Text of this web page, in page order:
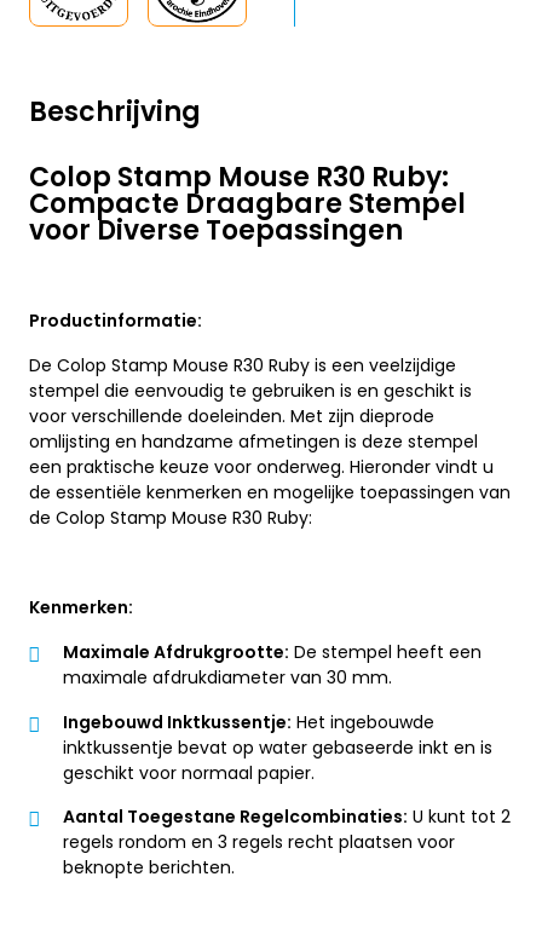
Beschrijving
Colop Stamp Mouse R30 Ruby:
Compacte Draagbare Stempel
voor Diverse Toepassingen
Productinformatie:
De Colop Stamp Mouse R30 Ruby is een veelzijdige
stempel die eenvoudig te gebruiken is en geschikt is
voor verschillende doeleinden. Met zijn dieprode
omlijsting en handzame afmetingen is deze stempel
een praktische keuze voor onderweg. Hieronder vindt u
de essentiële kenmerken en mogelijke toepassingen van
de Colop Stamp Mouse R30 Ruby:
Kenmerken:
Maximale Afdrukgrootte: De stempel heeft een
maximale afdrukdiameter van 30 mm.
Ingebouwd Inktkussentje: Het ingebouwde
inktkussentje bevat op water gebaseerde inkt en is
geschikt voor normaal papier.
Aantal Toegestane Regelcombinaties: U kunt tot 2
regels rondom en 3 regels recht plaatsen voor
beknopte berichten.